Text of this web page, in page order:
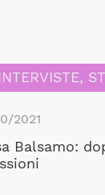
INTERVISTE,
2021
Balsamo: